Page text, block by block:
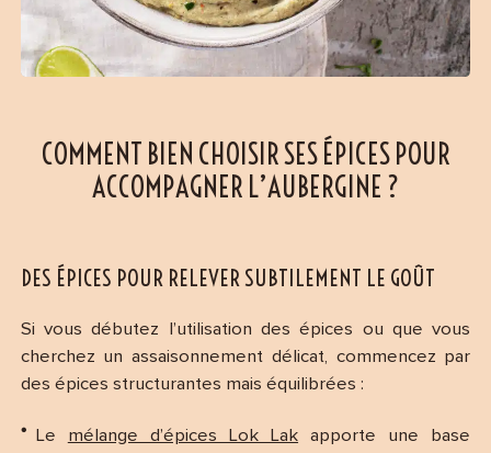
COMMENT BIEN CHOISIR SES ÉPICES POUR
ACCOMPAGNER L’AUBERGINE ?
DES ÉPICES POUR RELEVER SUBTILEMENT LE GOÛT
Si vous débutez l’utilisation des épices ou que vous
cherchez un assaisonnement délicat, commencez par
des épices structurantes mais équilibrées :
Le mélange d’épices Lok Lak apporte une base